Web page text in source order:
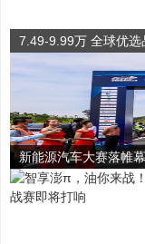
7.49-9.99万 全球优选
新能源汽车大赛落帷